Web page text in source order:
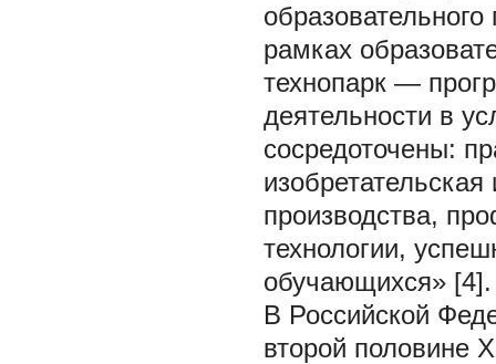
рамках
технопарк —
деятельности в
сосредоточены:
производства,
технологии,
обучающихся» [4].
В Российской
второй половине